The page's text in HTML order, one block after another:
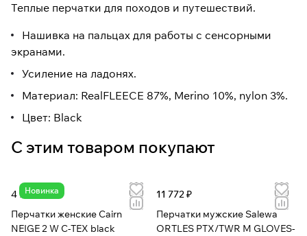
Теплые перчатки для походов и путешествий.
Нашивка на пальцах для работы с сенсорными
экранами.
Усиление на ладонях.
Материал: RealFLEECE 87%, Merino 10%, nylon 3%.
Цвет: Black
С этим товаром покупают
Новинка
4 750 ₽
Перчатки женские Cairn
NEIGE 2 W C-TEX black
11 772 ₽
Перчатки мужские Salewa
ORTLES PTX/TWR M GLOVES-